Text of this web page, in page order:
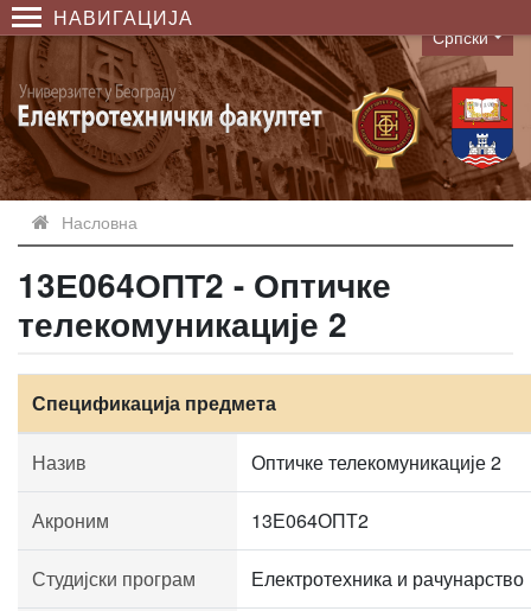
НАВИГАЦИЈА
Language
Српски
Насловна
13Е064ОПТ2 - Оптичке
телекомуникације 2
Спецификација предмета
Назив Оптичке телекомуникације 2
Акроним 13Е064ОПТ2
Студијски програм Електротехника и рачунарство